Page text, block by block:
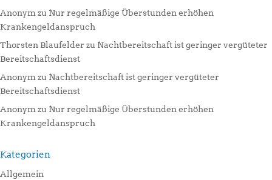
Anonym zu Nur regelmäßige Überstunden erhöhen
Krankengeldanspruch
Thorsten Blaufelder zu Nachtbereitschaft ist geringer vergüteter
Bereitschaftsdienst
Anonym zu Nachtbereitschaft ist geringer vergüteter
Bereitschaftsdienst
Anonym zu Nur regelmäßige Überstunden erhöhen
Krankengeldanspruch
Kategorien
Allgemein